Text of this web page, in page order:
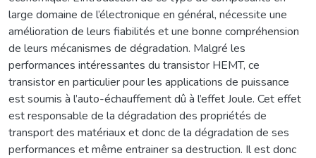
large domaine de l’électronique en général, nécessite une
amélioration de leurs fiabilités et une bonne compréhension
de leurs mécanismes de dégradation. Malgré les
performances intéressantes du transistor HEMT, ce
transistor en particulier pour les applications de puissance
est soumis à l’auto-échauffement dû à l’effet Joule. Cet effet
est responsable de la dégradation des propriétés de
transport des matériaux et donc de la dégradation de ses
performances et même entrainer sa destruction. Il est donc